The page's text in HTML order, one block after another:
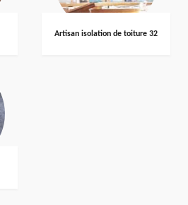
Artisan isolation de toiture 32